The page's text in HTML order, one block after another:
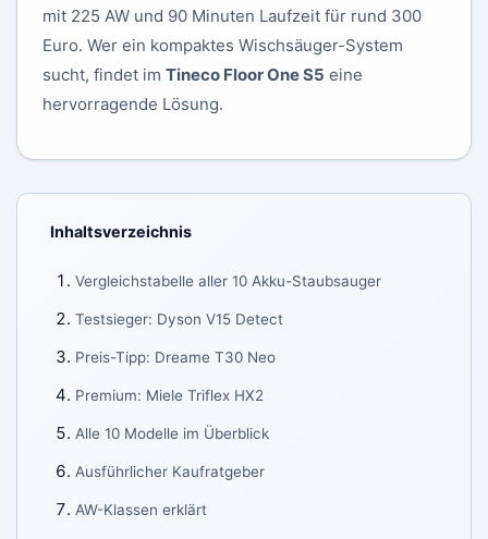
mit 225 AW und 90 Minuten Laufzeit für rund 300
Euro. Wer ein kompaktes Wischsäuger-System
sucht, findet im Tineco Floor One S5 eine
hervorragende Lösung.
Inhaltsverzeichnis
Vergleichstabelle aller 10 Akku-Staubsauger
Testsieger: Dyson V15 Detect
Preis-Tipp: Dreame T30 Neo
Premium: Miele Triflex HX2
Alle 10 Modelle im Überblick
Ausführlicher Kaufratgeber
AW-Klassen erklärt